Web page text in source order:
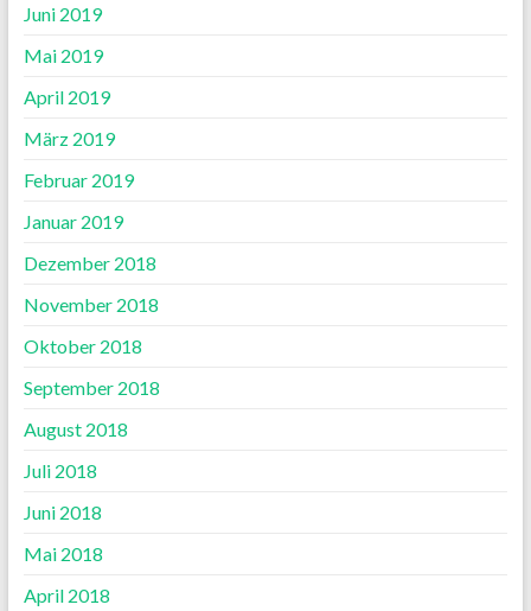
Juni 2019
Mai 2019
April 2019
März 2019
Februar 2019
Januar 2019
Dezember 2018
November 2018
Oktober 2018
September 2018
August 2018
Juli 2018
Juni 2018
Mai 2018
April 2018